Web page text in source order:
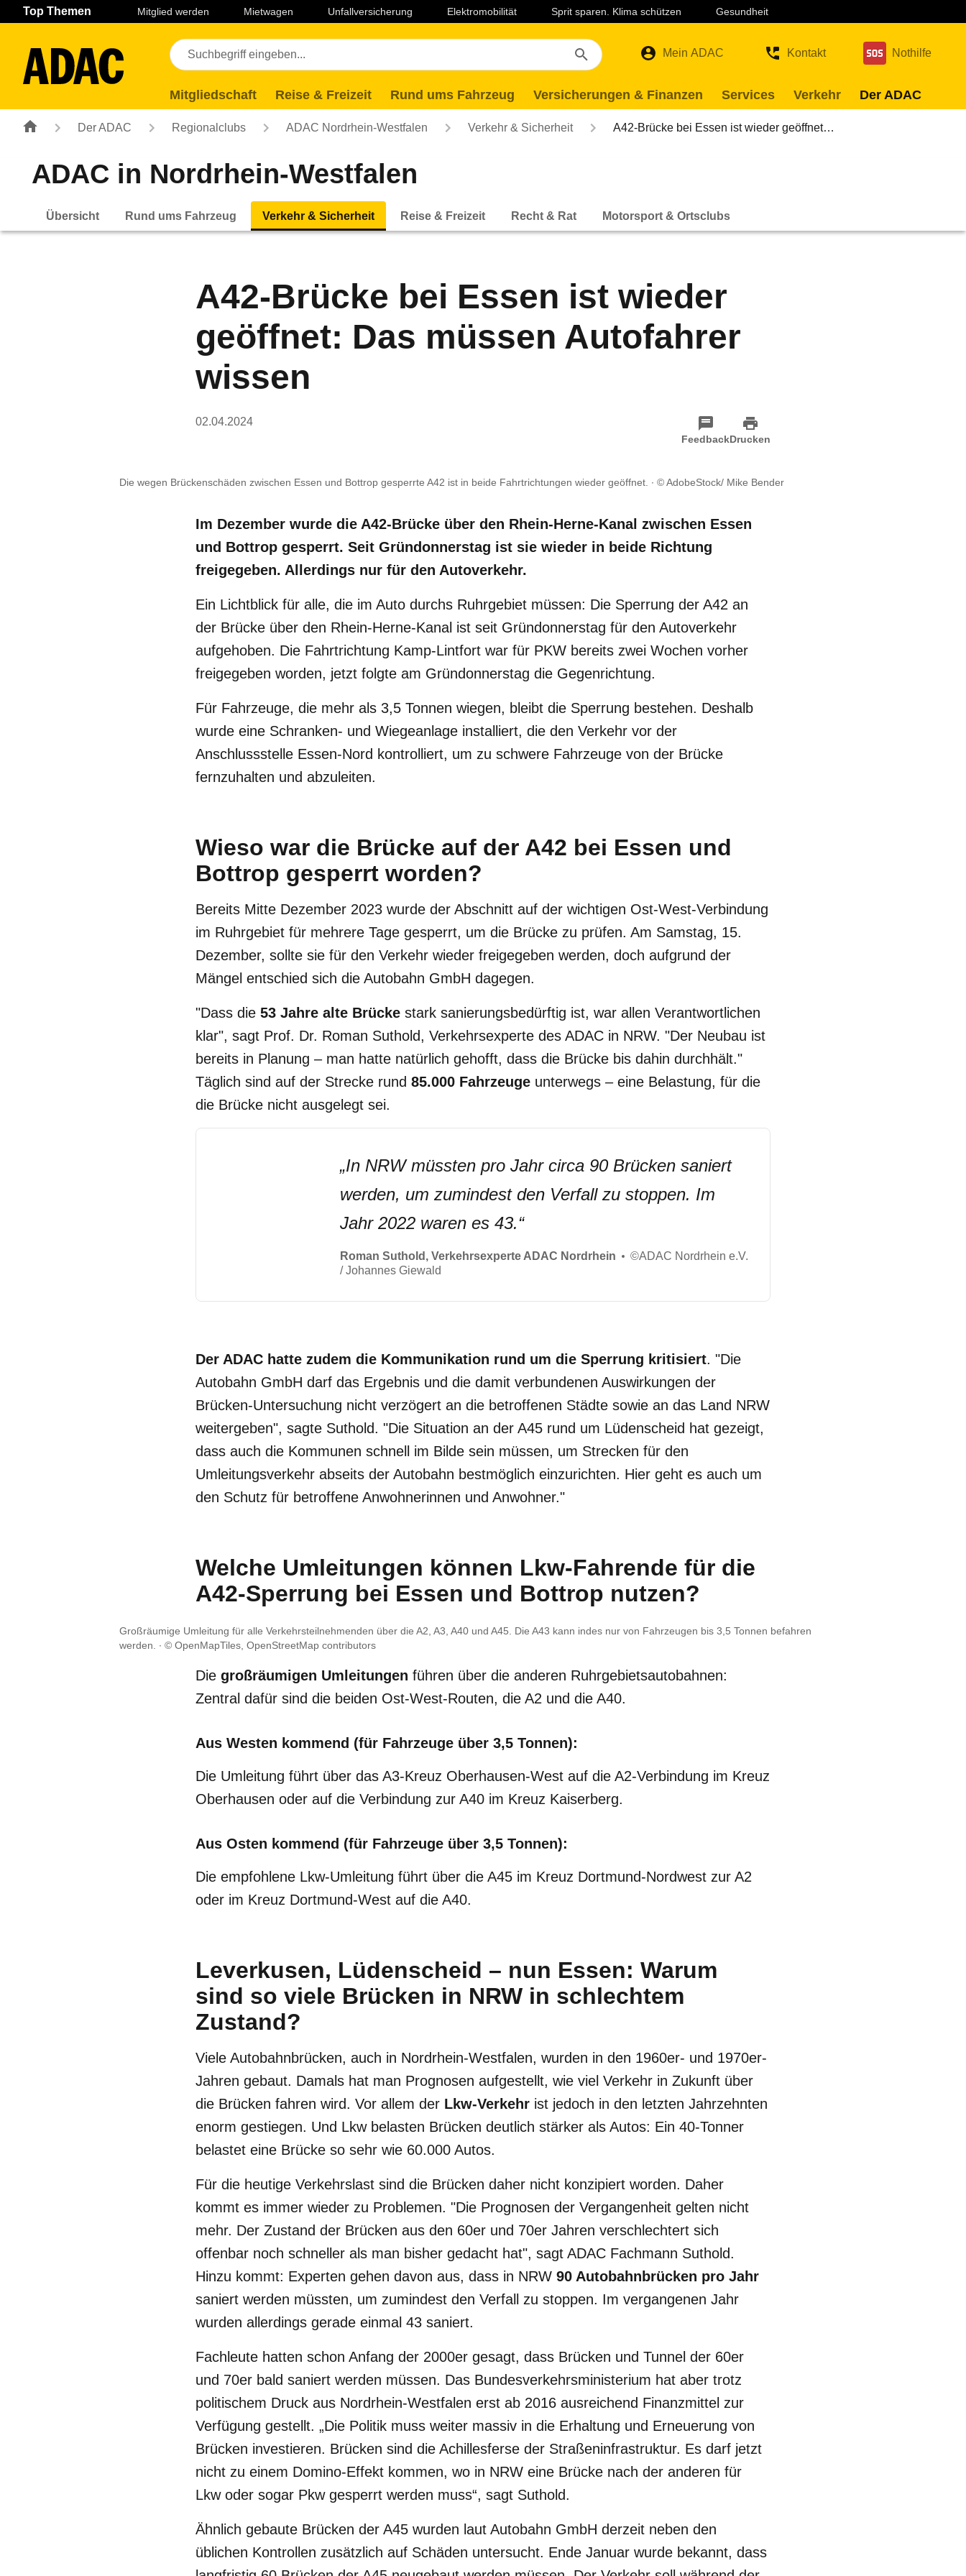
Navigation Seiteninhalt Fußzeile
Top Themen Mitglied werden Mietwagen Unfallversicherung Elektromobilität Sprit sparen. Klima schützen Gesundheit
Mein ADAC Kontakt Nothilfe
Mitgliedschaft Reise & Freizeit Rund ums Fahrzeug Versicherungen & Finanzen Services Verkehr Der ADAC
Der ADAC Regionalclubs ADAC Nordrhein-Westfalen Verkehr & Sicherheit A42-Brücke bei Essen ist wieder geöffnet…
ADAC in Nordrhein-Westfalen
Übersicht Rund ums Fahrzeug Verkehr & Sicherheit Reise & Freizeit Recht & Rat Motorsport & Ortsclubs
A42-Brücke bei Essen ist wieder
geöffnet: Das müssen Autofahrer
wissen
02.04.2024
FeedbackDrucken
Die wegen Brückenschäden zwischen Essen und Bottrop gesperrte A42 ist in beide Fahrtrichtungen wieder geöffnet. © AdobeStock/ Mike Bender
Im Dezember wurde die A42-Brücke über den Rhein-Herne-Kanal zwischen Essen
und Bottrop gesperrt. Seit Gründonnerstag ist sie wieder in beide Richtung
freigegeben. Allerdings nur für den Autoverkehr.
Ein Lichtblick für alle, die im Auto durchs Ruhrgebiet müssen: Die Sperrung der A42 an
der Brücke über den Rhein-Herne-Kanal ist seit Gründonnerstag für den Autoverkehr
aufgehoben. Die Fahrtrichtung Kamp-Lintfort war für PKW bereits zwei Wochen vorher
freigegeben worden, jetzt folgte am Gründonnerstag die Gegenrichtung.
Für Fahrzeuge, die mehr als 3,5 Tonnen wiegen, bleibt die Sperrung bestehen. Deshalb
wurde eine Schranken- und Wiegeanlage installiert, die den Verkehr vor der
Anschlussstelle Essen-Nord kontrolliert, um zu schwere Fahrzeuge von der Brücke
fernzuhalten und abzuleiten.
Wieso war die Brücke auf der A42 bei Essen und
Bottrop gesperrt worden?
Bereits Mitte Dezember 2023 wurde der Abschnitt auf der wichtigen Ost-West-Verbindung
im Ruhrgebiet für mehrere Tage gesperrt, um die Brücke zu prüfen. Am Samstag, 15.
Dezember, sollte sie für den Verkehr wieder freigegeben werden, doch aufgrund der
Mängel entschied sich die Autobahn GmbH dagegen.
"Dass die 53 Jahre alte Brücke stark sanierungsbedürftig ist, war allen Verantwortlichen
klar", sagt Prof. Dr. Roman Suthold, Verkehrsexperte des ADAC in NRW. "Der Neubau ist
bereits in Planung – man hatte natürlich gehofft, dass die Brücke bis dahin durchhält."
Täglich sind auf der Strecke rund 85.000 Fahrzeuge unterwegs – eine Belastung, für die
die Brücke nicht ausgelegt sei.
„In NRW müssten pro Jahr circa 90 Brücken saniert
werden, um zumindest den Verfall zu stoppen. Im
Jahr 2022 waren es 43.“
Roman Suthold, Verkehrsexperte ADAC Nordrhein ©ADAC Nordrhein e.V.
/ Johannes Giewald
Der ADAC hatte zudem die Kommunikation rund um die Sperrung kritisiert. "Die
Autobahn GmbH darf das Ergebnis und die damit verbundenen Auswirkungen der
Brücken-Untersuchung nicht verzögert an die betroffenen Städte sowie an das Land NRW
weitergeben", sagte Suthold. "Die Situation an der A45 rund um Lüdenscheid hat gezeigt,
dass auch die Kommunen schnell im Bilde sein müssen, um Strecken für den
Umleitungsverkehr abseits der Autobahn bestmöglich einzurichten. Hier geht es auch um
den Schutz für betroffene Anwohnerinnen und Anwohner."
Welche Umleitungen können Lkw-Fahrende für die
A42-Sperrung bei Essen und Bottrop nutzen?
Großräumige Umleitung für alle Verkehrsteilnehmenden über die A2, A3, A40 und A45. Die A43 kann indes nur von Fahrzeugen bis 3,5 Tonnen befahren
werden.
© OpenMapTiles, OpenStreetMap contributors
Die großräumigen Umleitungen führen über die anderen Ruhrgebietsautobahnen:
Zentral dafür sind die beiden Ost-West-Routen, die A2 und die A40.
Aus Westen kommend (für Fahrzeuge über 3,5 Tonnen):
Die Umleitung führt über das A3-Kreuz Oberhausen-West auf die A2-Verbindung im Kreuz
Oberhausen oder auf die Verbindung zur A40 im Kreuz Kaiserberg.
Aus Osten kommend (für Fahrzeuge über 3,5 Tonnen):
Die empfohlene Lkw-Umleitung führt über die A45 im Kreuz Dortmund-Nordwest zur A2
oder im Kreuz Dortmund-West auf die A40.
Leverkusen, Lüdenscheid – nun Essen: Warum
sind so viele Brücken in NRW in schlechtem
Zustand?
Viele Autobahnbrücken, auch in Nordrhein-Westfalen, wurden in den 1960er- und 1970er-
Jahren gebaut. Damals hat man Prognosen aufgestellt, wie viel Verkehr in Zukunft über
die Brücken fahren wird. Vor allem der Lkw-Verkehr ist jedoch in den letzten Jahrzehnten
enorm gestiegen. Und Lkw belasten Brücken deutlich stärker als Autos: Ein 40-Tonner
belastet eine Brücke so sehr wie 60.000 Autos.
Für die heutige Verkehrslast sind die Brücken daher nicht konzipiert worden. Daher
kommt es immer wieder zu Problemen. "Die Prognosen der Vergangenheit gelten nicht
mehr. Der Zustand der Brücken aus den 60er und 70er Jahren verschlechtert sich
offenbar noch schneller als man bisher gedacht hat", sagt ADAC Fachmann Suthold.
Hinzu kommt: Experten gehen davon aus, dass in NRW 90 Autobahnbrücken pro Jahr
saniert werden müssten, um zumindest den Verfall zu stoppen. Im vergangenen Jahr
wurden allerdings gerade einmal 43 saniert.
Fachleute hatten schon Anfang der 2000er gesagt, dass Brücken und Tunnel der 60er
und 70er bald saniert werden müssen. Das Bundesverkehrsministerium hat aber trotz
politischem Druck aus Nordrhein-Westfalen erst ab 2016 ausreichend Finanzmittel zur
Verfügung gestellt. „Die Politik muss weiter massiv in die Erhaltung und Erneuerung von
Brücken investieren. Brücken sind die Achillesferse der Straßeninfrastruktur. Es darf jetzt
nicht zu einem Domino-Effekt kommen, wo in NRW eine Brücke nach der anderen für
Lkw oder sogar Pkw gesperrt werden muss“, sagt Suthold.
Ähnlich gebaute Brücken der A45 wurden laut Autobahn GmbH derzeit neben den
üblichen Kontrollen zusätzlich auf Schäden untersucht. Ende Januar wurde bekannt, dass